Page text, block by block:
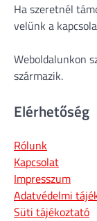
Ha szeretnél
velünk a
Weboldalunkon
származik.
Elérhetőség
Rólunk
Kapcsolat
Impresszum
Adatvédelmi
Süti tájékoztató